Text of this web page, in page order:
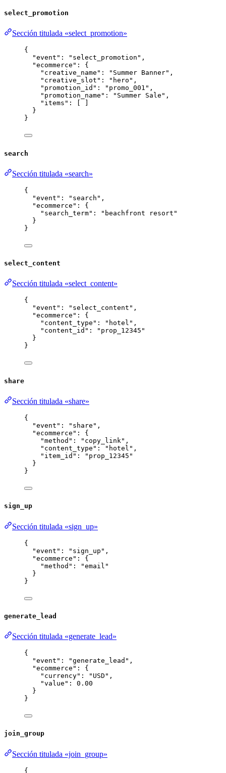
select_promotion
Sección titulada «select_promotion»
{
"event" : " select_promotion " ,
"ecommerce" : {
"creative_name" : " Summer Banner" ,
"creative_slot" : " hero " ,
"promotion_id" : " promo_001 " ,
"promotion_name" : " Summer Sale " ,
"items" : [ ]
}
}
search
Sección titulada «search»
{
"event" : " search " ,
"ecommerce" : {
"search_term" : " beachfront resort "
}
}
select_content
Sección titulada «select_content»
{
"event" : " select_content " ,
"ecommerce" : {
"content_type" : " hotel " ,
"content_id" : " prop_12345 "
}
}
share
Sección titulada «share»
{
"event" : " share " ,
"ecommerce" : {
"method" : " copy_link " ,
"content_type" : " hotel " ,
"item_id" : " prop_12345 "
}
}
sign_up
Sección titulada «sign_up»
{
"event" : " sign_up " ,
"ecommerce" : {
"method" : "email "
}
}
generate_lead
Sección titulada «generate_lead»
{
"event" : "generate_lead " ,
"ecommerce" : {
"currency" : " USD " ,
"value" : 0.00
}
}
join_group
Sección titulada «join_group»
{